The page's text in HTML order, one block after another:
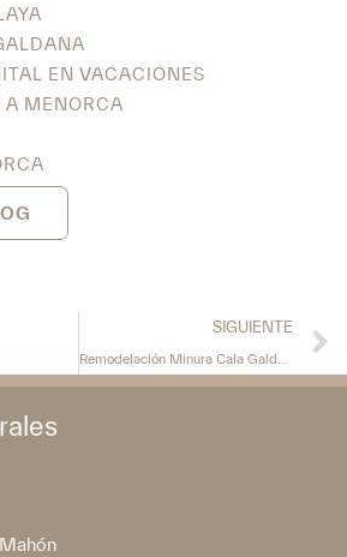
EN VACACIONES
A MENORCA
SIGUIENTE